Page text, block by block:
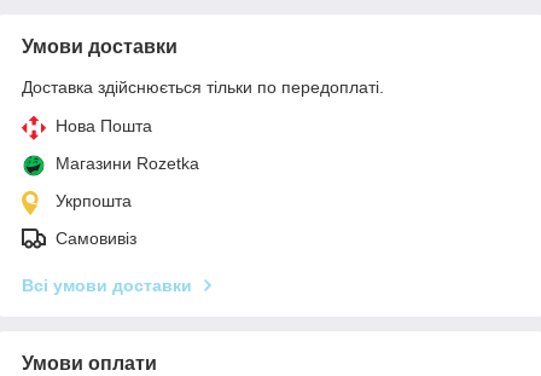
Умови доставки
Доставка здійснюється тільки по передоплаті.
Нова Пошта
Магазини Rozetka
Укрпошта
Самовивіз
Всі умови доставки
Умови оплати